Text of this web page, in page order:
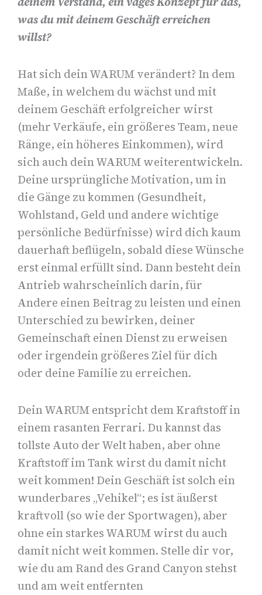
was du mit deinem Geschäft erreichen
willst?
Hat sich dein WARUM verändert? In dem
Maße, in welchem du wächst und mit
deinem Geschäft erfolgreicher wirst
(mehr Verkäufe, ein größeres Team, neue
Ränge, ein höheres Einkommen), wird
sich auch dein WARUM weiterentwickeln.
Deine ursprüngliche Motivation, um in
die Gänge zu kommen (Gesundheit,
Wohlstand, Geld und andere wichtige
persönliche Bedürfnisse) wird dich kaum
dauerhaft beflügeln, sobald diese Wünsche
erst einmal erfüllt sind. Dann besteht dein
Antrieb wahrscheinlich darin, für
Andere einen Beitrag zu leisten und einen
Unterschied zu bewirken, deiner
Gemeinschaft einen Dienst zu erweisen
oder irgendein größeres Ziel für dich
oder deine Familie zu erreichen.
Dein WARUM entspricht dem Kraftstoff in
einem rasanten Ferrari. Du kannst das
tollste Auto der Welt haben, aber ohne
Kraftstoff im Tank wirst du damit nicht
weit kommen! Dein Geschäft ist solch ein
wunderbares „Vehikel“; es ist äußerst
kraftvoll (so wie der Sportwagen), aber
ohne ein starkes WARUM wirst du auch
damit nicht weit kommen. Stelle dir vor,
wie du am Rand des Grand Canyon stehst
und am weit entfernten